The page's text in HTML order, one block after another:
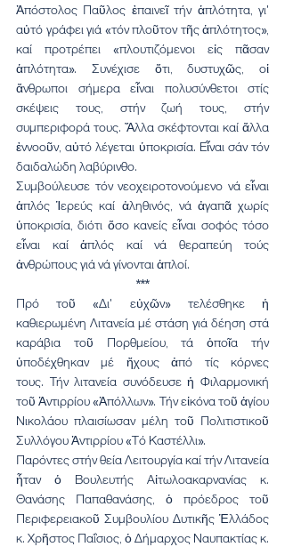
Ἀπόστολος Παῦλος ἐπαινεῖ τήν ἁπλότητα, γι'
αὐτό γράφει γιά «τόν πλοῦτον τῆς ἁπλότητος»,
καί προτρέπει «πλουτιζόμενοι εἰς πᾶσαν
ἁπλότητα». Συνέχισε ὅτι, δυστυχῶς, οἱ
ἄνθρωποι σήμερα εἶναι πολυσύνθετοι στίς
σκέψεις τους, στήν ζωή τους, στήν
συμπεριφορά τους. Ἄλλα σκέφτονται καί ἄλλα
ἐννοοῦν, αὐτό λέγεται ὑποκρισία. Εἶναι σάν τόν
δαιδαλώδη λαβύρινθο.
Συμβούλευσε τόν νεοχειροτονούμενο νά εἶναι
ἁπλός Ἱερεύς καί ἀληθινός, νά ἀγαπᾶ χωρίς
ὑποκρισία, διότι ὅσο κανείς εἶναι σοφός τόσο
εἶναι καί ἁπλός καί νά θεραπεύη τούς
ἀνθρώπους γιά νά γίνονται ἁπλοί.
***
Πρό τοῦ «Δι' εὐχῶν» τελέσθηκε ἡ
καθιερωμένη Λιτανεία μέ στάση γιά δέηση στά
καράβια τοῦ Πορθμείου, τά ὁποῖα τήν
ὑποδέχθηκαν μέ ἤχους ἀπό τίς κόρνες
τους. Τήν λιτανεία συνόδευσε ἡ Φιλαρμονική
τοῦ Ἀντιρρίου «Ἀπόλλων». Τήν εἰκόνα τοῦ ἁγίου
Νικολάου πλαισίωσαν μέλη τοῦ Πολιτιστικοῦ
Συλλόγου Ἀντιρρίου «Τό Καστέλλι».
Παρόντες στήν θεία Λειτουργία καί τήν Λιτανεία
ἦταν ὁ Βουλευτής Αἰτωλοακαρνανίας κ.
Θανάσης Παπαθανάσης, ὁ πρόεδρος τοῦ
Περιφερειακοῦ Συμβουλίου Δυτικῆς Ἑλλάδος
κ. Χρῆστος Παΐσιος, ὁ Δήμαρχος Ναυπακτίας κ.